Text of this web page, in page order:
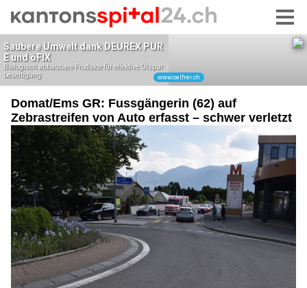
Domat/Ems GR: Fussgängerin (62) auf
Zebrastreifen von Auto erfasst – schwer verletzt